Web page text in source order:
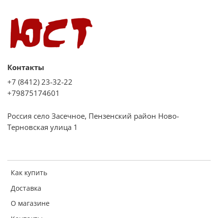
Быстрый предварительный нагрев
Пауза
Изменение времени приготовления и температуры: есть (в
любой момент)
Часы
Таймер (макс. 95 мин)
Звуковой сигнал
Системы безопасности:
Кол-во стекол: 3
Блокировка от детей
Защита от перегрева
Как купить
Доставка
О магазине
Контакты
+7 (8412) 23-32-22
+79875174601
Россия село Засечное, Пензенский район Ново-
Терновская улица 1